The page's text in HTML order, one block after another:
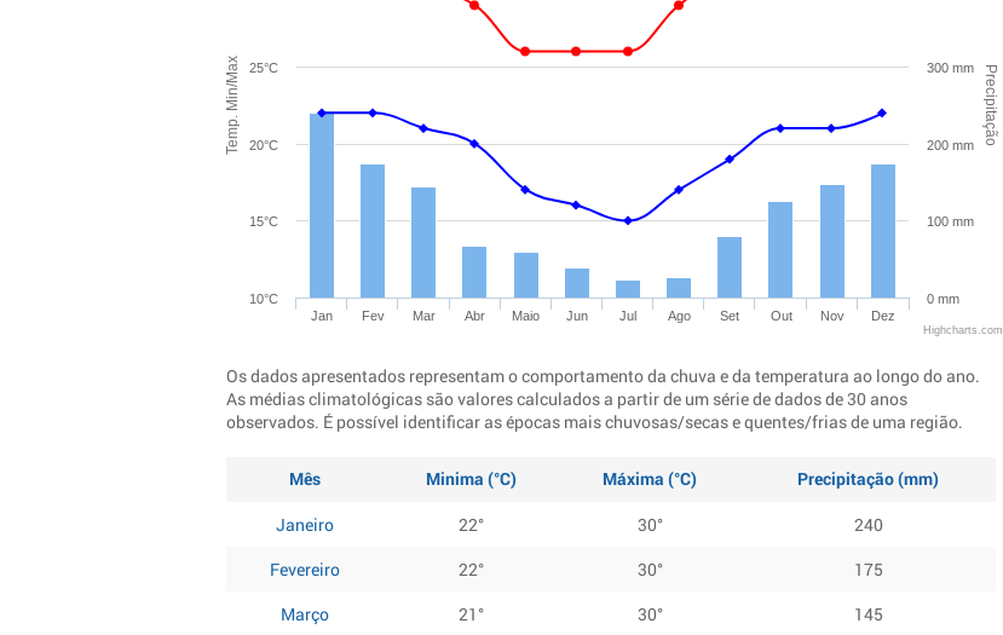
Temp. Min/Max Precipitação
Jan Fev Mar Abr Maio Jun Jul Ago Set Out Nov Dez
10°C
15°C
20°C
25°C
0 mm
100 mm
200 mm
300 mm
Highcharts.com
Os dados apresentados representam o comportamento da chuva e da temperatura ao longo do ano.
As médias climatológicas são valores calculados a partir de um série de dados de 30 anos
observados. É possível identificar as épocas mais chuvosas/secas e quentes/frias de uma região.
Mês Minima (°C) Máxima (°C)
Precipitação (mm)
Janeiro
22° 30°
240
Fevereiro
22° 30°
175
Março
21° 30°
145